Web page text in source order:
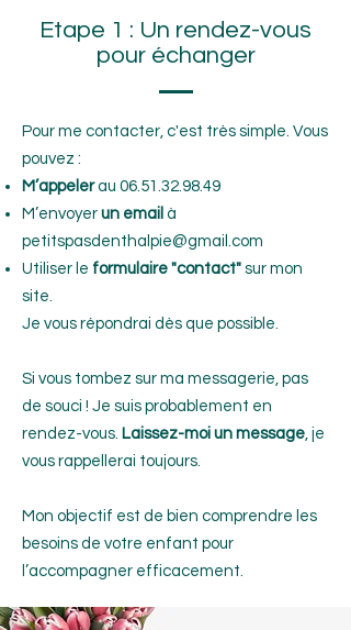
Etape 1 : Un rendez-vous
pour échanger
Pour me contacter, c'est très simple. Vous
pouvez :
M’appeler au 06.51.32.98.49
M’envoyer un email à
petitspasdenthalpie@gmail.com
Utiliser le formulaire "contact" sur mon
site.
Je vous répondrai dès que possible.
Si vous tombez sur ma messagerie, pas
de souci ! Je suis probablement en
rendez-vous. Laissez-moi un message, je
vous rappellerai toujours.
Mon objectif est de bien comprendre les
besoins de votre enfant pour
l’accompagner efficacement.